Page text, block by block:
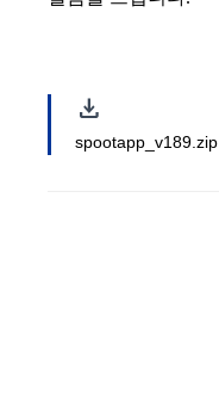
download
spootapp_v189.zip